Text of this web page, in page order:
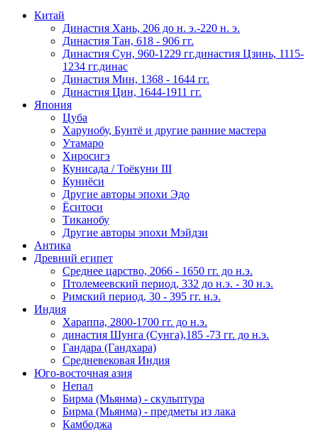
Китай
Династия Хань, 206 до н. э.-220 н. э.
Династия Тан, 618 - 906 гг.
Династия Сун, 960-1229 гг.династия Цзинь, 1115-
1234 гг.динас
Династия Мин, 1368 - 1644 гг.
Династия Цин, 1644-1911 гг.
Япония
Цуба
Харунобу, Бунтё и другие ранние мастера
Утамаро
Хиросигэ
Кунисада / Тоёкуни III
Куниёси
Другие авторы эпохи Эдо
Ёситоси
Тиканобу
Другие авторы эпохи Мэйдзи
Антика
Древний египет
Среднее царство, 2066 - 1650 гг. до н.э.
Птолемеевский период, 332 до н.э. - 30 н.э.
Римский период, 30 - 395 гг. н.э.
Индия
Хараппа, 2800-1700 гг. до н.э.
династия Шунга (Сунга),185 -73 гг. до н.э.
Гандара (Гандхара)
Средневековая Индия
Юго-восточная азия
Непал
Бирма (Мьянма) - скульптура
Бирма (Мьянма) - предметы из лака
Камбоджа